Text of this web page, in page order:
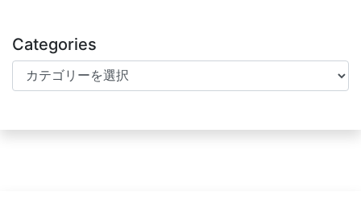
Categories
Categories